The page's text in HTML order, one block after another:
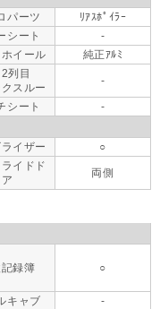
パーツ
ﾘｱｽﾎﾟｲﾗｰ
シート
-
イール 純正ｱﾙﾐ
列目
スルー
-
シート -
イザー
○
イドド
ア
両側
録簿 ○
キャブ
-